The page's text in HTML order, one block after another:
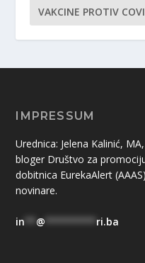
VAKCINE PROTIV
IMPRESSUM
Urednica: Jelena Kalinić,
bloger Društvo za
dobitnica EurekaAlert
novinare.
in ** @ ********* ri.ba